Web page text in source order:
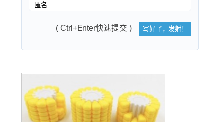
( Ctrl+Enter快速提交 )